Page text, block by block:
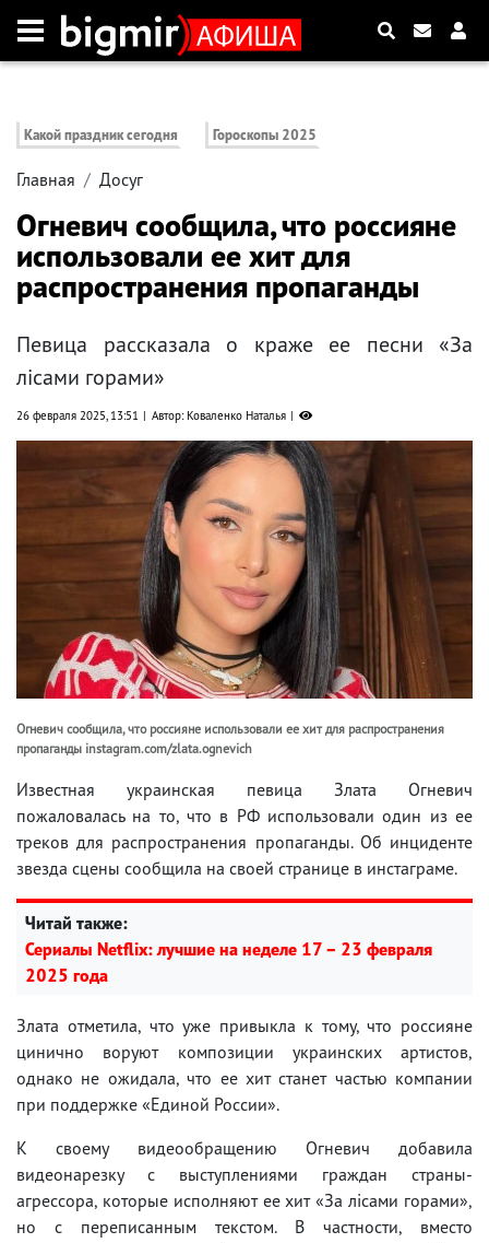
Какой праздник сегодня Гороскопы 2025
Главная Досуг
Огневич сообщила, что россияне
использовали ее хит для
распространения пропаганды
Певица рассказала о краже ее песни «За
лісами горами»
26 февраля 2025, 13:51 Автор: Коваленко Наталья
Огневич сообщила, что россияне использовали ее хит для распространения
пропаганды instagram.com/zlata.ognevich
Известная украинская певица Злата Огневич
пожаловалась на то, что в РФ использовали один из ее
треков для распространения пропаганды. Об инциденте
звезда сцены сообщила на своей странице в инстаграме.
Читай также:
Сериалы Netflix: лучшие на неделе 17 – 23 февраля
2025 года
Злата отметила, что уже привыкла к тому, что россияне
цинично воруют композиции украинских артистов,
однако не ожидала, что ее хит станет частью компании
при поддержке «Единой России».
К своему видеообращению Огневич добавила
видеонарезку с выступлениями граждан страны-
агрессора, которые исполняют ее хит «За лісами горами»,
но с переписанным текстом. В частности, вместо